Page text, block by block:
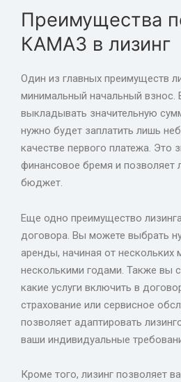
Преимущества
КАМАЗ в лизинг
Один из главных преимуществ
минимальный начальный взнос.
выкладывать значительную
нужно будет заплатить лишь
качестве первого платежа. Это
финансовое бремя и позволяет
бюджет.
Еще одно преимущество
договора. Вы можете выбрать
аренды, начиная от нескольких
несколькими годами. Также вы
какие услуги включить в
страхование или сервисное
позволяет адаптировать
ваши индивидуальные
Кроме того, лизинг позволяет